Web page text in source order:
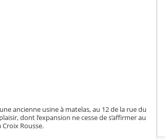
ancienne usine à matelas, au 12 de la rue du
dont l’expansion ne cesse de s’affirmer au
Rousse.